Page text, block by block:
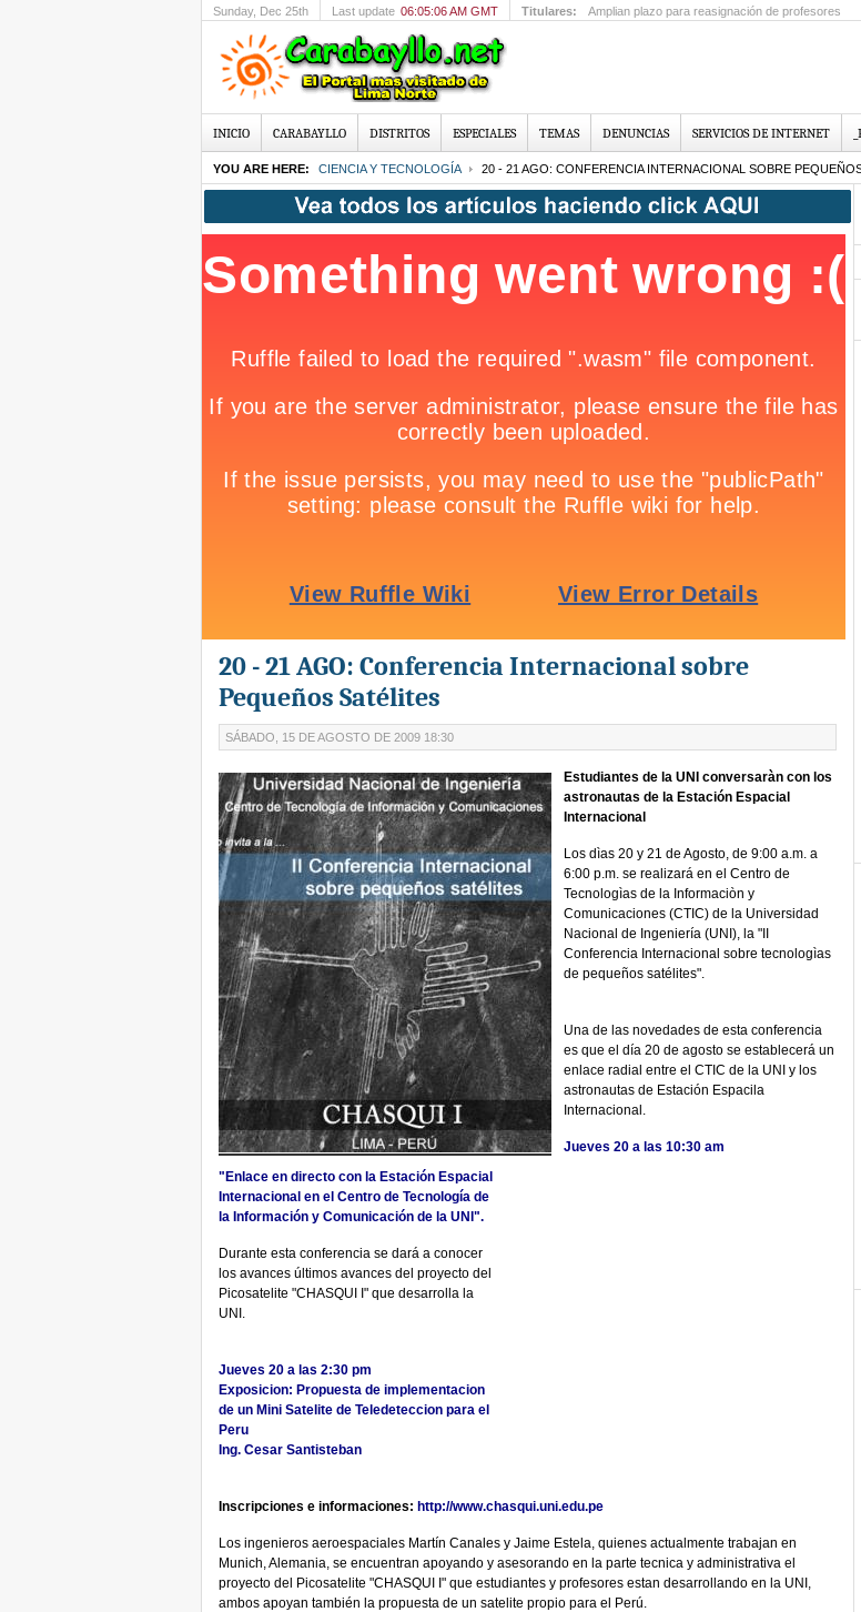
Sunday, Dec 25th Last update 06:05:06 AM GMT Titulares: Amplian plazo para reasignación de profesores
INICIO CARABAYLLO DISTRITOS ESPECIALES TEMAS DENUNCIAS SERVICIOS DE INTERNET
YOU ARE HERE: CIENCIA Y TECNOLOGÍA 20 - 21 AGO: CONFERENCIA INTERNACIONAL SOBRE
20 - 21 AGO: Conferencia Internacional sobre
Pequeños Satélites
SÁBADO, 15 DE AGOSTO DE 2009 18:30
Estudiantes de la UNI conversaràn con los
astronautas de la Estación Espacial
Internacional
Los dìas 20 y 21 de Agosto, de 9:00 a.m. a
6:00 p.m. se realizará en el Centro de
Tecnologìas de la Informaciòn y
Comunicaciones (CTIC) de la Universidad
Nacional de Ingeniería (UNI), la "II
Conferencia Internacional sobre tecnologìas
de pequeños satélites".
Una de las novedades de esta conferencia
es que el día 20 de agosto se establecerá un
enlace radial entre el CTIC de la UNI y los
astronautas de Estación Espacila
Internacional.
Jueves 20 a las 10:30 am
"Enlace en directo con la Estación Espacial
Internacional en el Centro de Tecnología de
la Información y Comunicación de la UNI".
Durante esta conferencia se dará a conocer
los avances últimos avances del proyecto del
Picosatelite "CHASQUI I" que desarrolla la
UNI.
Jueves 20 a las 2:30 pm
Exposicion: Propuesta de implementacion
de un Mini Satelite de Teledeteccion para el
Peru
Ing. Cesar Santisteban
Inscripciones e informaciones: http://www.chasqui.uni.edu.pe
Los ingenieros aeroespaciales Martín Canales y Jaime Estela, quienes actualmente trabajan en
Munich, Alemania, se encuentran apoyando y asesorando en la parte tecnica y administrativa el
proyecto del Picosatelite "CHASQUI I" que estudiantes y profesores estan desarrollando en la UNI,
ambos apoyan también la propuesta de un satelite propio para el Perú.